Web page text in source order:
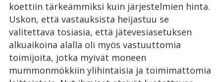
koettiin tärkeämmiksi kuin järjestelmien hinta.
Uskon, että vastauksista heijastuu se
valitettava tosiasia, että jätevesiasetuksen
alkuaikoina alalla oli myös vastuuttomia
toimijoita, jotka myivät moneen
mummonmökkiin ylihintaisia ja toimimattomia